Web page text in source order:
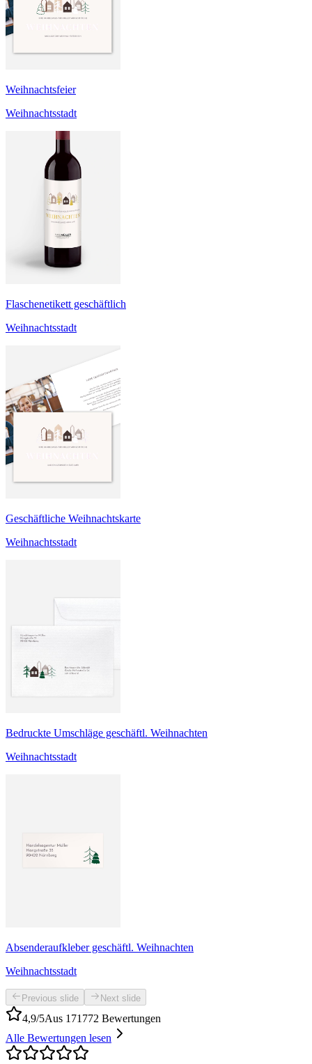
Weihnachtsfeier
Weihnachtsstadt
Flaschenetikett geschäftlich
Weihnachtsstadt
Geschäftliche Weihnachtskarte
Weihnachtsstadt
Bedruckte Umschläge geschäftl. Weihnachten
Weihnachtsstadt
Absenderaufkleber geschäftl. Weihnachten
Weihnachtsstadt
Previous slide Next slide
4,9/5Aus 171772 Bewertungen
Alle Bewertungen lesen